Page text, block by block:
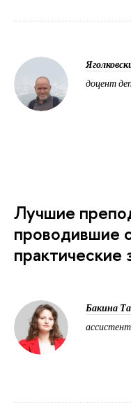
доцент
Лучшие
проводившие
практические
Бакина